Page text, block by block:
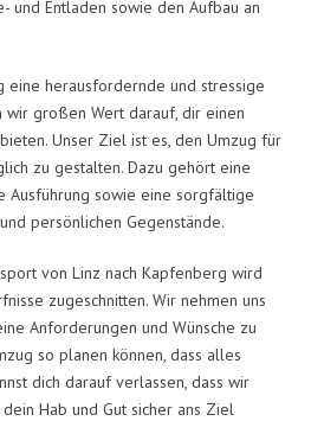
und Entladen sowie den Aufbau an
eine herausfordernde und stressige
wir großen Wert darauf, dir einen
Unser Ziel ist es, den Umzug für
zu gestalten. Dazu gehört eine
Ausführung sowie eine sorgfältige
persönlichen Gegenstände.
von Linz nach Kapfenberg wird
zugeschnitten. Wir nehmen uns
Anforderungen und Wünsche zu
so planen können, dass alles
dich darauf verlassen, dass wir
Hab und Gut sicher ans Ziel